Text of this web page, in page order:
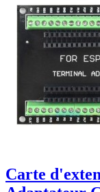
Carte